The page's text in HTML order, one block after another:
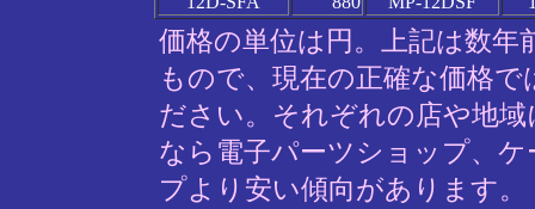
価格の単位は円。上記は数
もので、現在の正確な価格
ださい。それぞれの店や地
なら電子パーツショップ、
プより安い傾向があります。